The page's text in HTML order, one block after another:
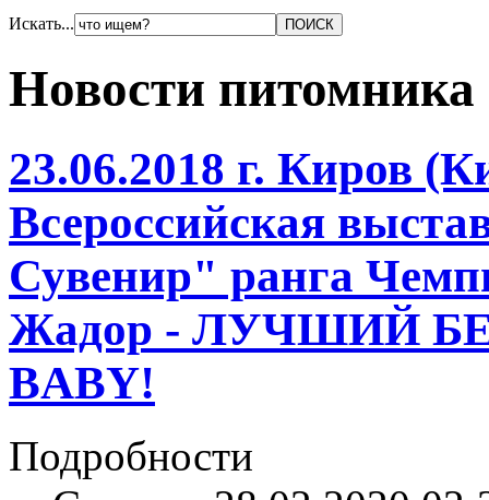
Искать...
Новости
23.06.2018 г. Киров
Всероссийская
Сувенир" ранга
Жадор - ЛУЧШИЙ
BABY!
Подробности